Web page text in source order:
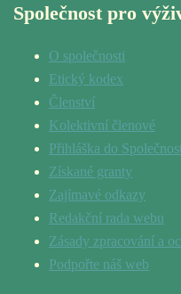
Společnost pro
O společnosti
Etický kodex
Členství
Kolektivní členové
Přihláška do
Získané granty
Zajímavé odkazy
Redakční rada webu
Zásady zpracování a
Podpořte náš web